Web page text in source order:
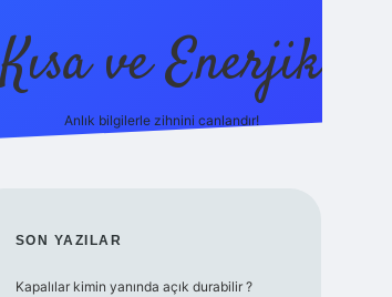
Kısa ve Enerjik
Anlık bilgilerle zihnini canlandır!
SIDEBAR
SON YAZILAR
Kapalılar kimin yanında açık durabilir ?